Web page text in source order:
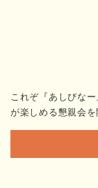
これぞ『あしびな
が楽しめる懇親会を